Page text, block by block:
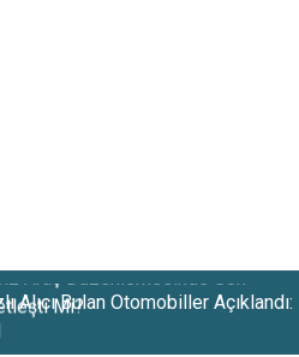
Alıcı Bulan Otomobiller Açıklandı: